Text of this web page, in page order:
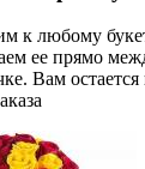
к любому
ее прямо
Вам остается